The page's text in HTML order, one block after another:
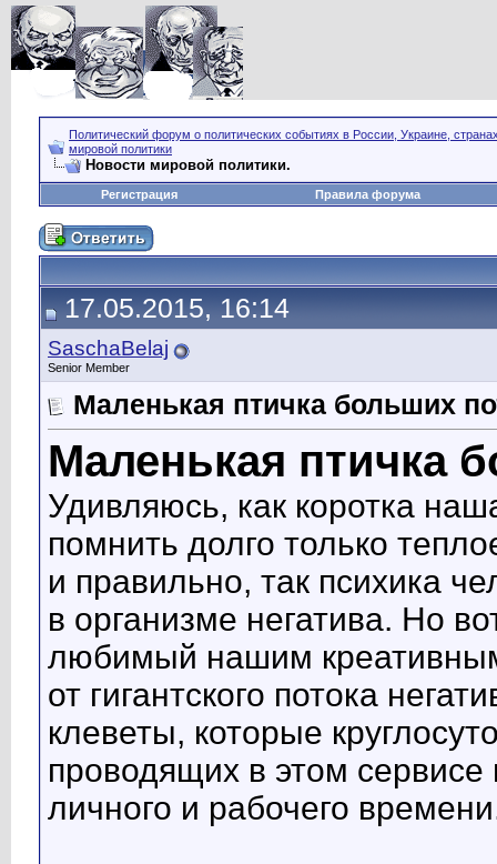
Политический форум о политических событиях в России, Украине,
мировой политики
Новости мировой политики.
Регистрация Правила форума
17.05.2015, 16:14
SaschaBelaj
Senior Member
Маленькая птичка больших
Маленькая птичка
Удивляюсь, как коротка
помнить долго только
и правильно, так психика
в организме негатива. Но
любимый нашим
от гигантского потока
клеветы, которые
проводящих в этом сервисе
личного и рабочего